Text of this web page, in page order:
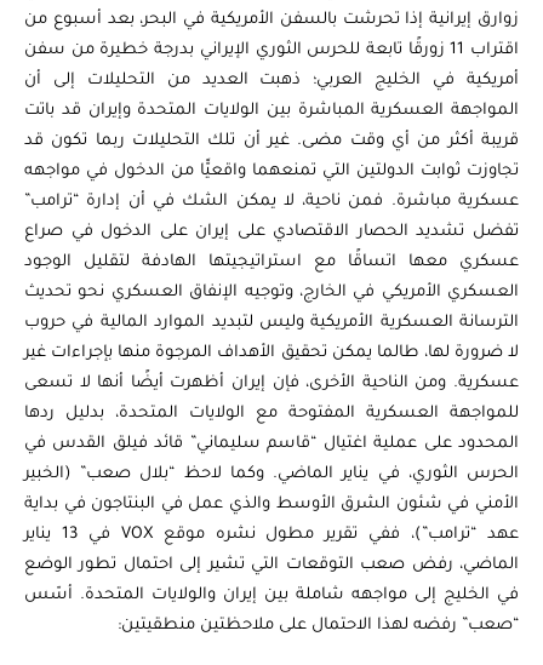
زوارق إيرانية إذا تحرشت بالسفن الأمريكية في البحر، بعد أسبوع من
اقتراب 11 زورقًا تابعة للحرس الثوري الإيراني بدرجة خطيرة من سفن
أمريكية في الخليج العربي؛ ذهبت العديد من التحليلات إلى أن
المواجهة العسكرية المباشرة بين الولايات المتحدة وإيران قد باتت
قريبة أكثر من أي وقت مضى. غير أن تلك التحليلات ربما تكون قد
تجاوزت ثوابت الدولتين التي تمنعهما واقعيًّا من الدخول في مواجهه
عسكرية مباشرة. فمن ناحية، لا يمكن الشك في أن إدارة “ترامب”
تفضل تشديد الحصار الاقتصادي على إيران على الدخول في صراع
عسكري معها اتساقًا مع استراتيجيتها الهادفة لتقليل الوجود
العسكري الأمريكي في الخارج، وتوجيه الإنفاق العسكري نحو تحديث
الترسانة العسكرية الأمريكية وليس لتبديد الموارد المالية في حروب
لا ضرورة لها، طالما يمكن تحقيق الأهداف المرجوة منها بإجراءات غير
عسكرية. ومن الناحية الأخرى، فإن إيران أظهرت أيضًا أنها لا تسعى
للمواجهة العسكرية المفتوحة مع الولايات المتحدة، بدليل ردها
المحدود على عملية اغتيال “قاسم سليماني” قائد فيلق القدس في
الحرس الثوري، في يناير الماضي. وكما لاحظ “بلال صعب” (الخبير
الأمني في شئون الشرق الأوسط والذي عمل في البنتاجون في بداية
عهد “ترامب”)، ففي تقرير مطول نشره موقع VOX في 13 يناير
الماضي، رفض صعب التوقعات التي تشير إلى احتمال تطور الوضع
في الخليج إلى مواجهه شاملة بين إيران والولايات المتحدة. أسّس
“صعب” رفضه لهذا الاحتمال على ملاحظتين منطقيتين: